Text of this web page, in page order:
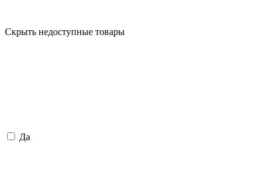
Скрыть недоступные товары
Да